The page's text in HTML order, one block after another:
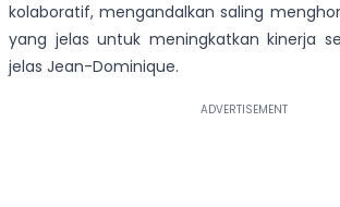
kolaboratif, mengandalkan saling
yang jelas untuk meningkatkan kinerja
jelas Jean-Dominique.